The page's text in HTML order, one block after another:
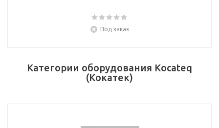
Под заказ
Категории оборудования Kocateq
(Кокатек)